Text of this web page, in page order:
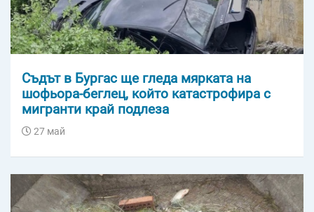
Съдът в Бургас ще гледа мярката на
шофьора-беглец, който катастрофира с
мигранти край подлеза
27 май